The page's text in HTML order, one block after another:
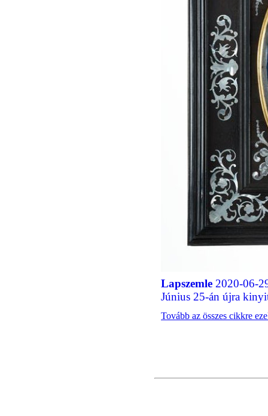
Lapszemle 2020-06-
Június 25-án újra
Tovább az összes cikkre